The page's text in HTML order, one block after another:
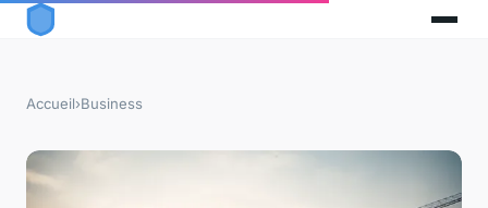
Accueil›Business